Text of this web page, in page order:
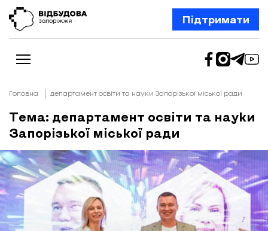
Підтримати
Новини
Ексклюзив
Бізнес
Шлях додому
Відбудова. Життя
Колонки
Про нас
Редакційна політика
Головна департамент освіти та науки Запорізької міської ради
Тема: департамент освіти та науки
Запорізької міської ради